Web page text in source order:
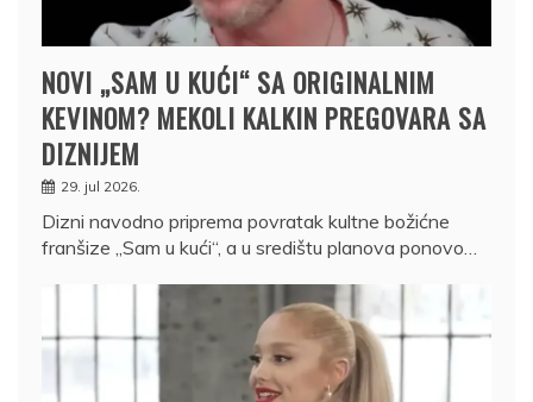
NOVI „SAM U KUĆI“ SA ORIGINALNIM
KEVINOM? MEKOLI KALKIN PREGOVARA SA
DIZNIJEM
29. jul 2026.
Dizni navodno priprema povratak kultne božićne
franšize „Sam u kući“, a u središtu planova ponovo…